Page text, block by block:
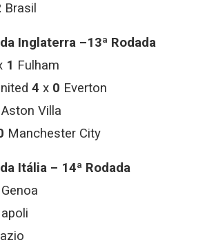
Brasil
Inglaterra –13ª Rodada
1 Fulham
4 x 0 Everton
Aston Villa
Manchester City
Itália – 14ª Rodada
Genoa